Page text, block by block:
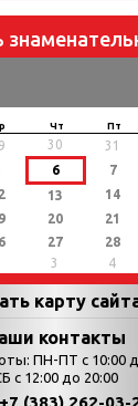
Чт Пт
30 31
6 7
13 14
20 21
27 28
3 4
карту
контакты
ПН-ПТ с 10:00
с 12:00 до 20:00
+7 (383) 262-03-